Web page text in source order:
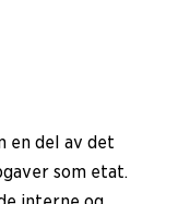
en del av det
som etat.